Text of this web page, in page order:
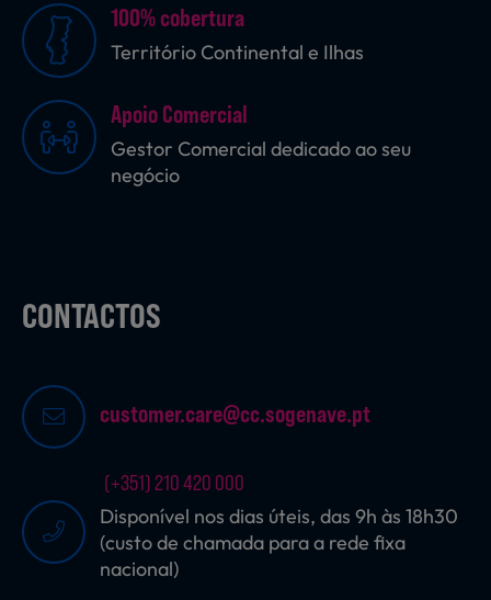
Sobremesas
100% cobertura
Território Continental e Ilhas
Apoio Comercial
Gestor Comercial dedicado ao seu
negócio
CONTACTOS
customer.care@cc.sogenave.pt
(+351) 210 420 000
Disponível nos dias úteis, das 9h às 18h30
(custo de chamada para a rede fixa
nacional)